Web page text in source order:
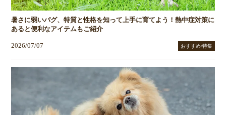
暑さに弱いパグ、特質と性格を知って上手に育てよう！熱中症対策に
あると便利なアイテムもご紹介
2026/07/07 おすすめ/特集